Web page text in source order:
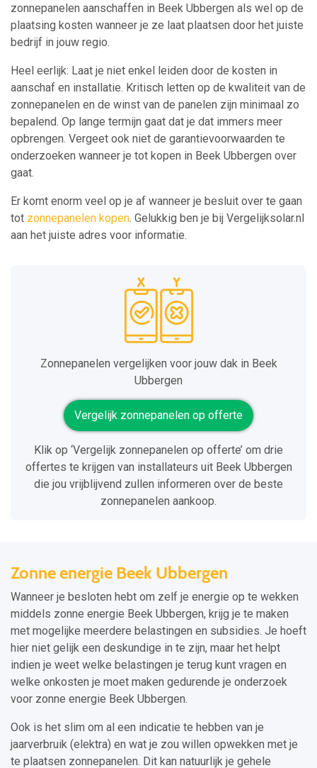
zonnepanelen aanschaffen in Beek Ubbergen als wel op de
plaatsing kosten wanneer je ze laat plaatsen door het juiste
bedrijf in jouw regio.
Heel eerlijk: Laat je niet enkel leiden door de kosten in
aanschaf en installatie. Kritisch letten op de kwaliteit van de
zonnepanelen en de winst van de panelen zijn minimaal zo
bepalend. Op lange termijn gaat dat je dat immers meer
opbrengen. Vergeet ook niet de garantievoorwaarden te
onderzoeken wanneer je tot kopen in Beek Ubbergen over
gaat.
Er komt enorm veel op je af wanneer je besluit over te gaan
tot zonnepanelen kopen. Gelukkig ben je bij Vergelijksolar.nl
aan het juiste adres voor informatie.
Zonnepanelen vergelijken voor jouw dak in Beek
Ubbergen
Vergelijk zonnepanelen op offerte
Klik op ‘Vergelijk zonnepanelen op offerte’ om drie
offertes te krijgen van installateurs uit Beek Ubbergen
die jou vrijblijvend zullen informeren over de beste
zonnepanelen aankoop.
Zonne energie Beek Ubbergen
Wanneer je besloten hebt om zelf je energie op te wekken
middels zonne energie Beek Ubbergen, krijg je te maken
met mogelijke meerdere belastingen en subsidies. Je hoeft
hier niet gelijk een deskundige in te zijn, maar het helpt
indien je weet welke belastingen je terug kunt vragen en
welke onkosten je moet maken gedurende je onderzoek
voor zonne energie Beek Ubbergen.
Ook is het slim om al een indicatie te hebben van je
jaarverbruik (elektra) en wat je zou willen opwekken met je
te plaatsen zonnepanelen. Dit kan natuurlijk je gehele